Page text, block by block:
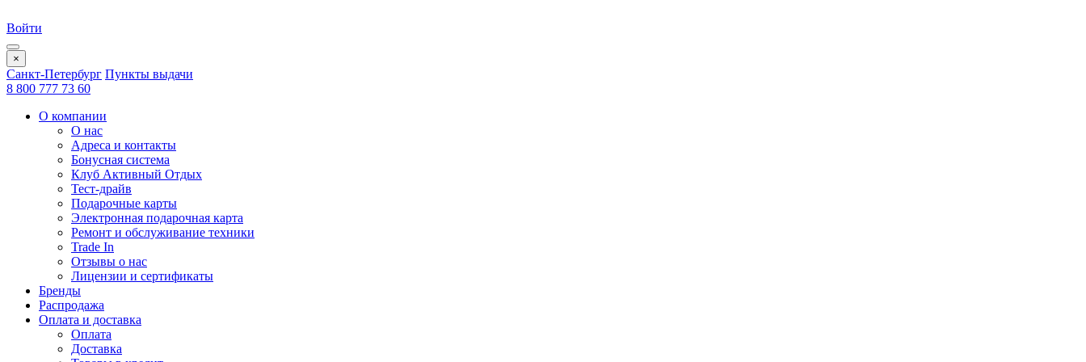
Войти
×
Санкт-Петербург Пункты выдачи
8 800 777 73 60
О компании
О нас
Адреса и контакты
Бонусная система
Клуб Активный Отдых
Тест-драйв
Подарочные карты
Электронная подарочная карта
Ремонт и обслуживание техники
Trade In
Отзывы о нас
Лицензии и сертификаты
Бренды
Распродажа
Оплата и доставка
Оплата
Доставка